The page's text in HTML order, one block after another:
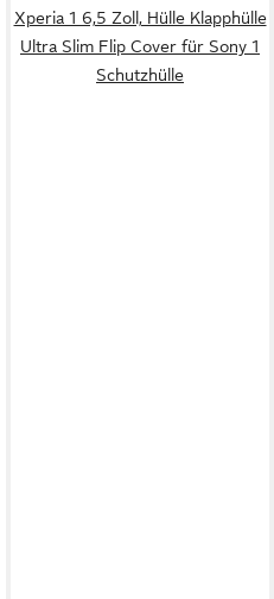
Xperia 1 6,5 Zoll, Hülle Klapphülle
Ultra Slim Flip Cover für Sony 1
Schutzhülle